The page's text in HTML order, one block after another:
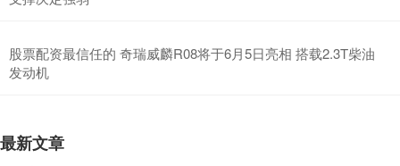
股票配资最信任的 奇瑞威麟R08将于6月5日亮相 搭载2.3T柴油
发动机
最新文章